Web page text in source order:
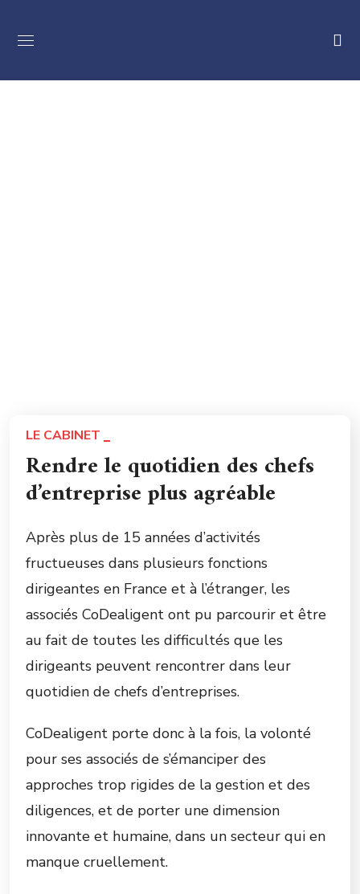
LE CABINET
Rendre le quotidien des chefs
d’entreprise plus agréable
Après plus de 15 années d’activités
fructueuses dans plusieurs fonctions
dirigeantes en France et à l’étranger, les
associés CoDealigent ont pu parcourir et être
au fait de toutes les difficultés que les
dirigeants peuvent rencontrer dans leur
quotidien de chefs d’entreprises.
CoDealigent porte donc à la fois, la volonté
pour ses associés de s’émanciper des
approches trop rigides de la gestion et des
diligences, et de porter une dimension
innovante et humaine, dans un secteur qui en
manque cruellement.